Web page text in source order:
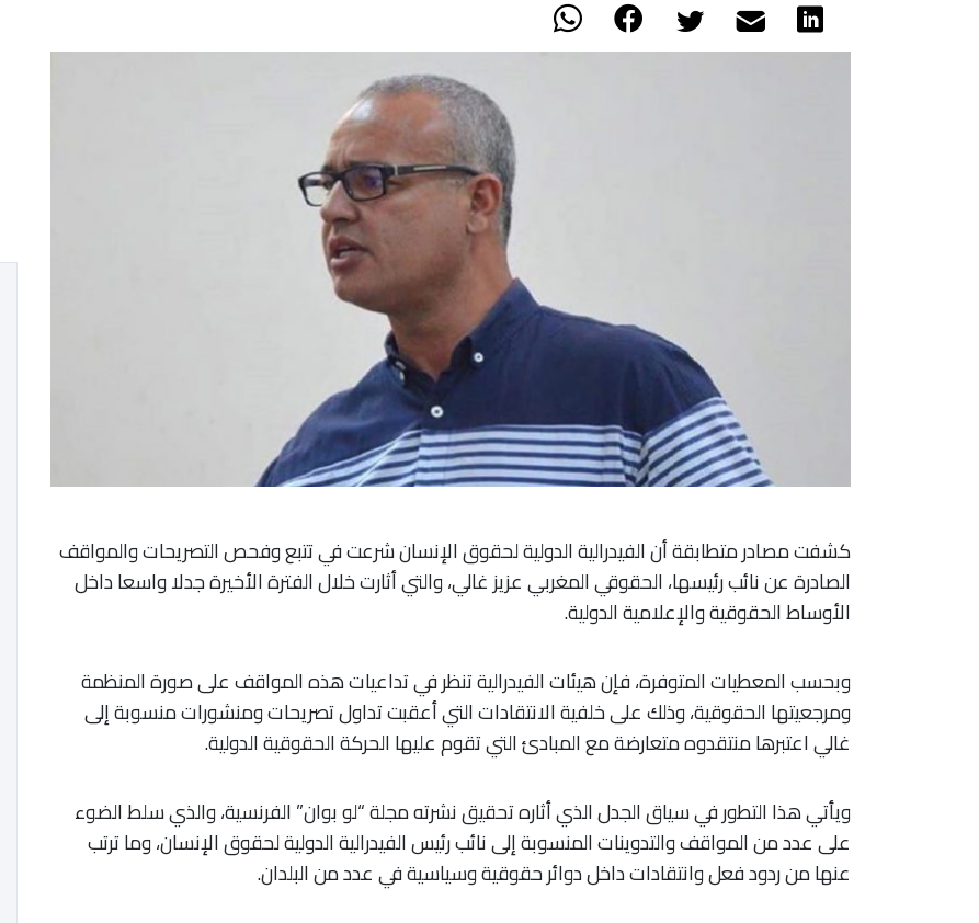
كشفت مصادر متطابقة أن الفيدرالية الدولية لحقوق الإنسان شرعت في تتبع وفحص التصريحات والمواقف
الصادرة عن نائب رئيسها، الحقوقي المغربي عزيز غالي، والتي أثارت خلال الفترة الأخيرة جدلا واسعا داخل
الأوساط الحقوقية والإعلامية الدولية.
وبحسب المعطيات المتوفرة، فإن هيئات الفيدرالية تنظر في تداعيات هذه المواقف على صورة المنظمة
ومرجعيتها الحقوقية، وذلك على خلفية الانتقادات التي أعقبت تداول تصريحات ومنشورات منسوبة إلى
غالي اعتبرها منتقدوه متعارضة مع المبادئ التي تقوم عليها الحركة الحقوقية الدولية.
ويأتي هذا التطور في سياق الجدل الذي أثاره تحقيق نشرته مجلة “لو بوان” الفرنسية، والذي سلط الضوء
على عدد من المواقف والتدوينات المنسوبة إلى نائب رئيس الفيدرالية الدولية لحقوق الإنسان، وما ترتب
عنها من ردود فعل وانتقادات داخل دوائر حقوقية وسياسية في عدد من البلدان.